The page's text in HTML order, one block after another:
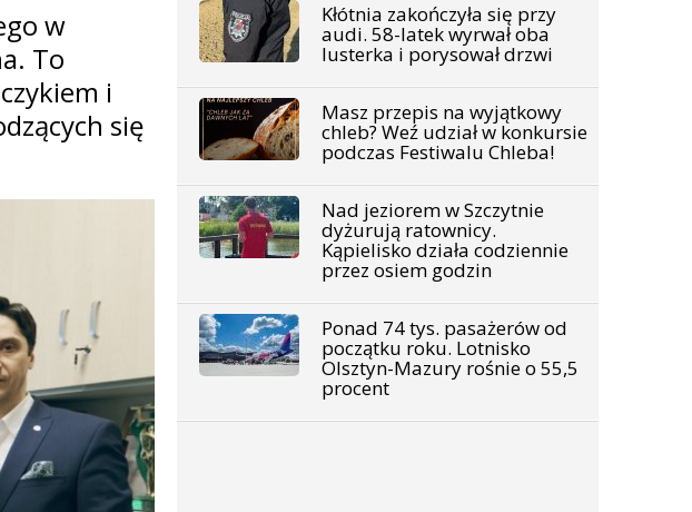
w
To
i
się
Kłótnia zakończyła się przy
audi. 58-latek wyrwał oba
lusterka i porysował drzwi
Masz przepis na wyjątkowy
chleb? Weź udział w konkursie
podczas Festiwalu Chleba!
Nad jeziorem w Szczytnie
dyżurują ratownicy.
Kąpielisko działa codziennie
przez osiem godzin
Ponad 74 tys. pasażerów od
początku roku. Lotnisko
Olsztyn-Mazury rośnie o 55,5
procent